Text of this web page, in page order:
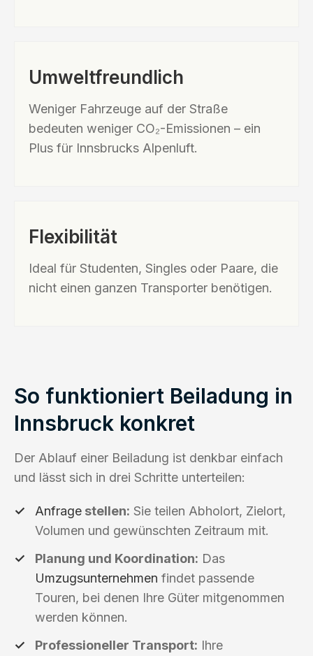
Umweltfreundlich
Weniger Fahrzeuge auf der Straße
bedeuten weniger CO₂-Emissionen – ein
Plus für Innsbrucks Alpenluft.
Flexibilität
Ideal für Studenten, Singles oder Paare, die
nicht einen ganzen Transporter benötigen.
So funktioniert Beiladung in
Innsbruck konkret
Der Ablauf einer Beiladung ist denkbar einfach
und lässt sich in drei Schritte unterteilen:
Anfrage stellen: Sie teilen Abholort, Zielort,
Volumen und gewünschten Zeitraum mit.
Planung und Koordination: Das
Umzugsunternehmen findet passende
Touren, bei denen Ihre Güter mitgenommen
werden können.
Professioneller Transport: Ihre